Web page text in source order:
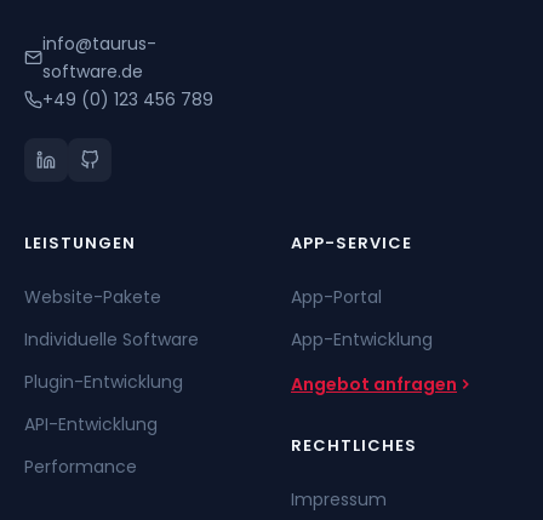
info@taurus-
software.de
+49 (0) 123 456 789
LEISTUNGEN
Website-Pakete
Individuelle Software
Plugin-Entwicklung
API-Entwicklung
Performance
APP-SERVICE
App-Portal
App-Entwicklung
Angebot anfragen
RECHTLICHES
Impressum